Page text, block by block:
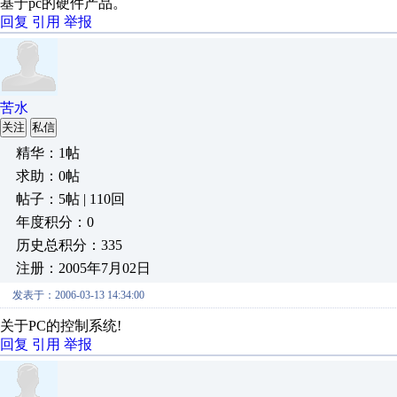
基于pc的硬件产品。
回复 引用 举报
苦水
关注 私信
精华：1帖
求助：0帖
帖子：5帖 | 110回
年度积分：0
历史总积分：335
注册：2005年7月02日
发表于：2006-03-13 14:34:00
关于PC的控制系统!
回复 引用 举报